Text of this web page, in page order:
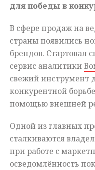
для победы в
В сфере продаж на
страны появились
брендов. Стартовал
сервис аналитики
свежий инструмент
конкурентной
помощью внешней
Одной из главных
сталкиваются
при работе с
осведомлённость